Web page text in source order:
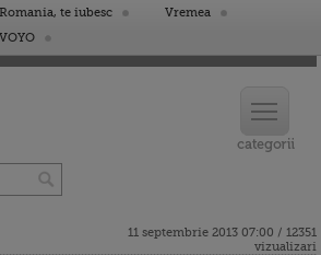
Romania, te iubesc
Vremea
VOYO
11 septembrie 2013 07:00 / 12351
vizualizari